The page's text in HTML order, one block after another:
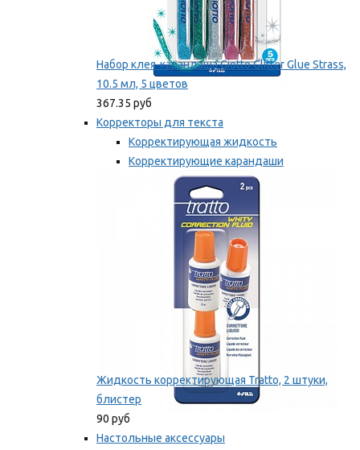
Набор клея-карандаша Giotto Glitter Glue Strass,
10.5 мл, 5 цветов
367.35 руб
Корректоры для текста
Корректирующая жидкость
Корректирующие карандаши
Корректирующие ленты
Мы рекомендуем
Жидкость корректирующая Tratto, 2 штуки,
блистер
90 руб
Настольные аксессуары